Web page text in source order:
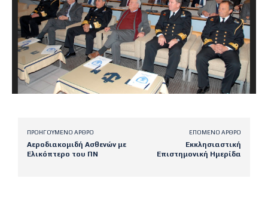
ΠΡΟΗΓΟΎΜΕΝΟ ΆΡΘΡΟ
Αερoδιακομιδή Ασθενών με
Ελικόπτερο του ΠΝ
ΕΠΌΜΕΝΟ ΆΡΘΡΟ
Εκκλησιαστική
Επιστημονική Ημερίδα